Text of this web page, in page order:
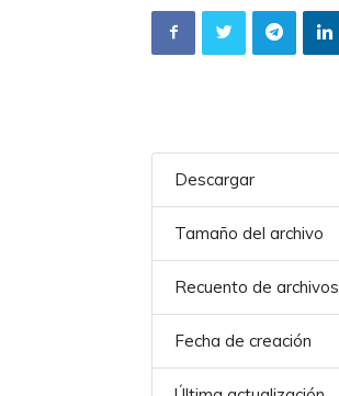
Descargar
Tamaño del archivo
Recuento de archivos
Fecha de creación